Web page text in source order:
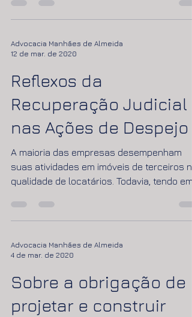
Paulo frente ao COVID-19 Ao que se
comenta - sem...
12 de mar. de 2020
Reflexos da
Recuperação Judicial
nas Ações de Despejo
A maioria das empresas desempenham
qualidade de locatários. Todavia, tendo em
vista o cenário...
4 de mar. de 2020
Sobre a obrigação de